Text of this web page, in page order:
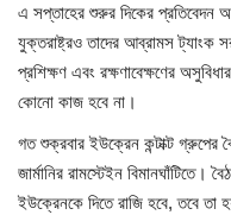
এ সপ্তাহের শুরুর দিকের প্রতিবেদন
যুক্তরাষ্ট্রও তাদের আব্রামস ট্যাংক
প্রশিক্ষণ এবং রক্ষণাবেক্ষণের
কোনো কাজ হবে না।
গত শুক্রবার ইউক্রেন কন্টাক্ট গ্রুপের
জার্মানির রামস্টেইন বিমানঘাঁটিতে।
ইউক্রেনকে দিতে রাজি হবে, তবে তা